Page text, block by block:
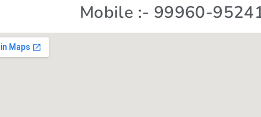
Mobile :- 99960-